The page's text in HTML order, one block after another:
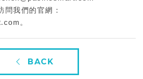
問我們的官網：
。
BACK